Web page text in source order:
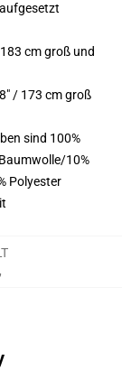
cm groß und
/ 173 cm groß
sind 100%
10%
Polyester
,